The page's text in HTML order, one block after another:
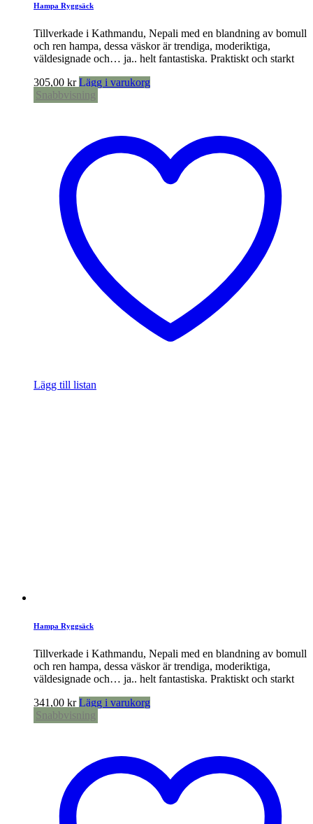
Hampa Ryggsäck
Tillverkade i Kathmandu, Nepali med en blandning av bomull
och ren hampa, dessa väskor är trendiga, moderiktiga,
väldesignade och… ja.. helt fantastiska. Praktiskt och starkt
305,00 kr Lägg i varukorg
Snabbvisning
Lägg till listan
Hampa Ryggsäck
Tillverkade i Kathmandu, Nepali med en blandning av bomull
och ren hampa, dessa väskor är trendiga, moderiktiga,
väldesignade och… ja.. helt fantastiska. Praktiskt och starkt
341,00 kr Lägg i varukorg
Snabbvisning